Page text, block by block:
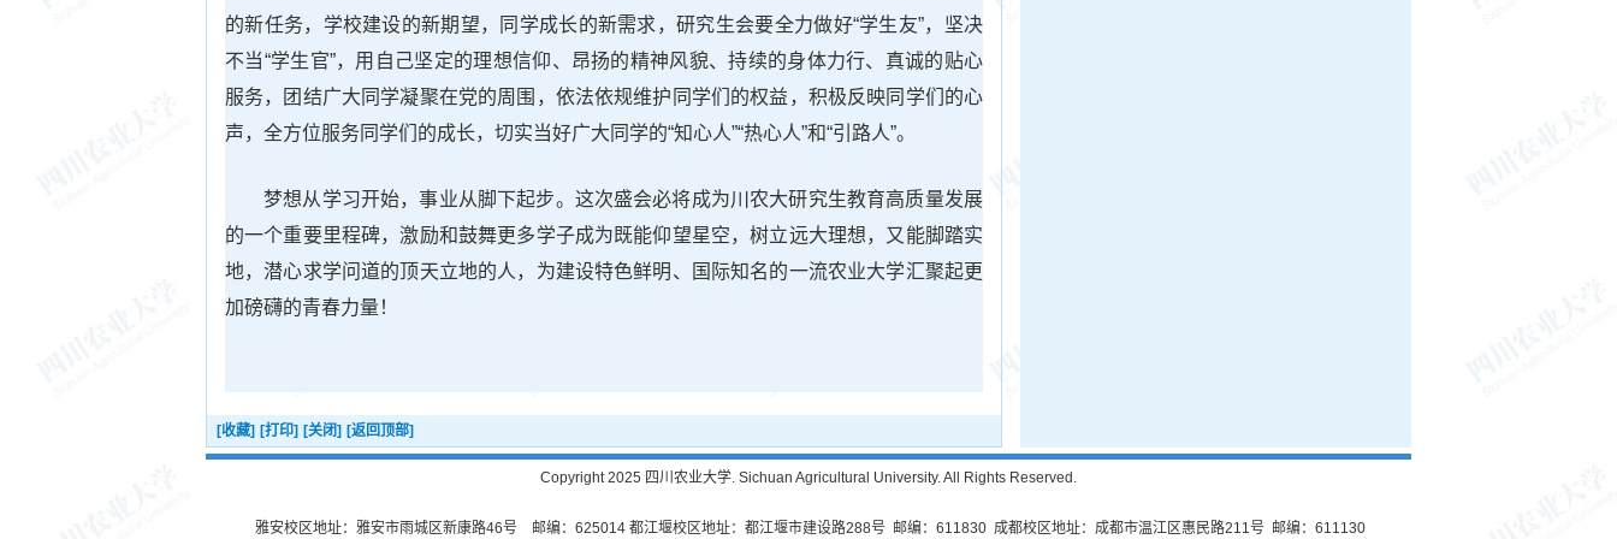
的新任务，学校建设的新期望，同学成长的新需求，研究生会要全力做好“学生友”，坚决
不当“学生官”，用自己坚定的理想信仰、昂扬的精神风貌、持续的身体力行、真诚的贴心
服务，团结广大同学凝聚在党的周围，依法依规维护同学们的权益，积极反映同学们的心
声，全方位服务同学们的成长，切实当好广大同学的“知心人”“热心人”和“引路人”。
梦想从学习开始，事业从脚下起步。这次盛会必将成为川农大研究生教育高质量发展
的一个重要里程碑，激励和鼓舞更多学子成为既能仰望星空，树立远大理想，又能脚踏实
地，潜心求学问道的顶天立地的人，为建设特色鲜明、国际知名的一流农业大学汇聚起更
加磅礴的青春力量！
[收藏] [打印] [关闭] [返回顶部]
Copyright 2025 四川农业大学. Sichuan Agricultural University. All Rights Reserved.
雅安校区地址：雅安市雨城区新康路46号 邮编：625014 都江堰校区地址：都江堰市建设路288号 邮编：611830 成都校区地址：成都市温江区惠民路211号 邮编：611130